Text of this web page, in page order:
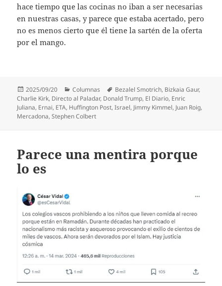
hace tiempo que las cocinas no iban a ser necesarias
en nuestras casas, y parece que estaba acertado, pero
no es menos cierto que él tiene la sartén de la oferta
por el mango.
Publicado
el
2025/09/20 Categorías
Columnas Etiquetas
Bezalel Smotrich, Bizkaia Gaur,
Charlie Kirk, Directo al Paladar, Donald Trump, El Diario, Enric
Juliana, Ernai, ETA, Huffington Post,Israel, Jimmy Kimmel, Juan Roig,
Mercadona,Stephen Colbert
Parece una mentira porque
lo es